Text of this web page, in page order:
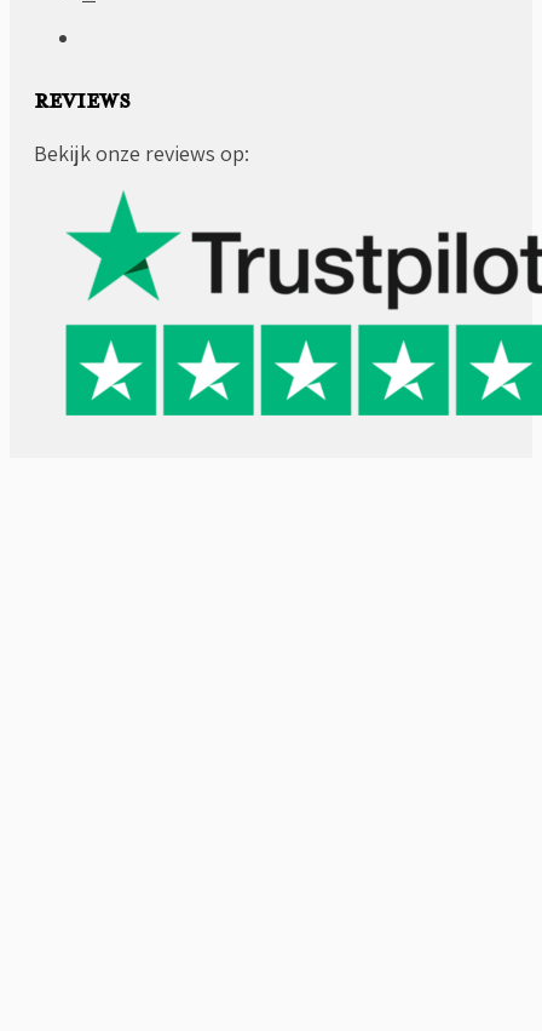
REVIEWS
Bekijk onze reviews op: